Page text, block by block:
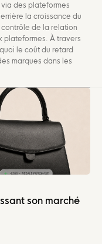
des plateformes
la croissance du
de la relation
À travers
le coût du retard
marques dans les
son marché